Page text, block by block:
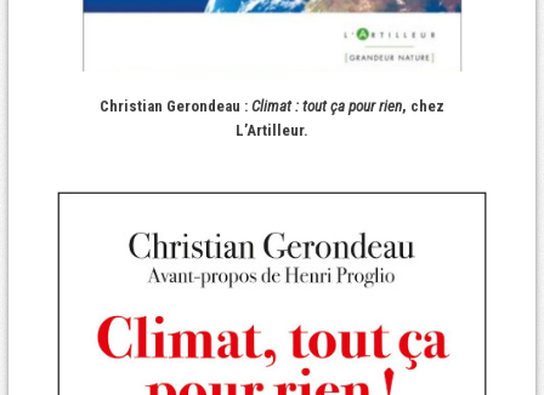
Christian Gerondeau : Climat : tout ça pour rien, chez
L’Artilleur.